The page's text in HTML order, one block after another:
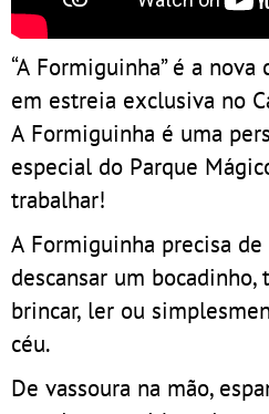
“A Formiguinha” é a nova
em estreia exclusiva no
A Formiguinha é uma
especial do Parque
trabalhar!
A Formiguinha precisa
descansar um
brincar, ler ou
céu.
De vassoura na mão,